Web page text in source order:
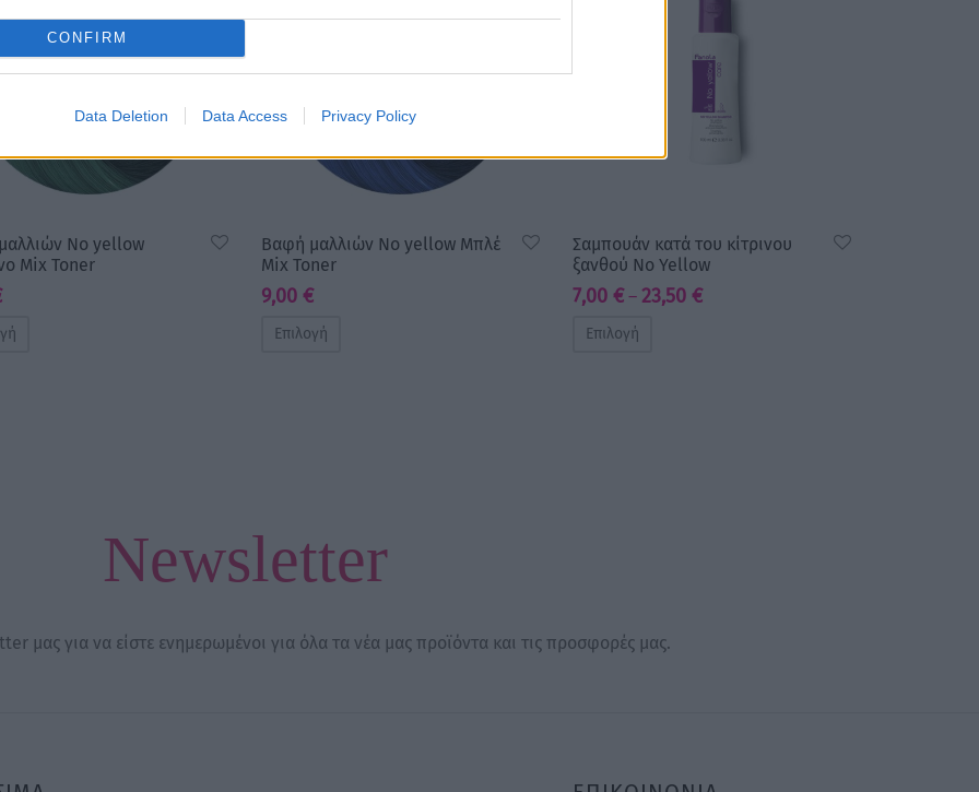
CONFIRM
Data Deletion Data Access Privacy Policy
No yellow
Mix Toner
Βαφή μαλλιών No yellow Μπλέ
Mix Toner
9,00 €
Επιλογή
Σαμπουάν κατά του κίτρινου
ξανθού No Yellow
7,00 € – 23,50 €Price
Επιλογή
Newsletter
μας για να είστε ενημερωμένοι για όλα τα νέα μας προϊόντα και τις προσφορές μας.